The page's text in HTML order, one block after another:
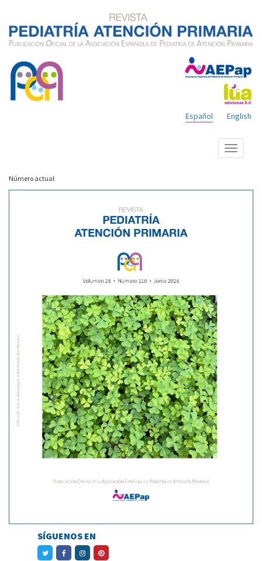
English
Español
Mostrar
menú
Número actual
SÍGUENOS EN